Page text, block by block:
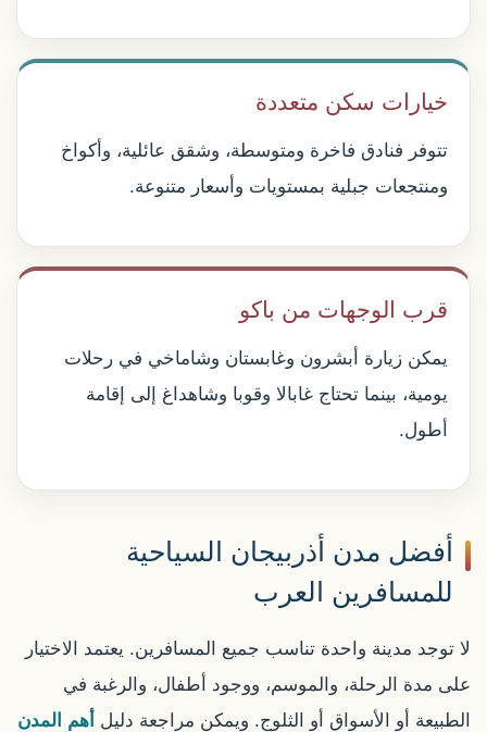
خيارات سكن متعددة
تتوفر فنادق فاخرة ومتوسطة، وشقق عائلية، وأكواخ
ومنتجعات جبلية بمستويات وأسعار متنوعة.
قرب الوجهات من باكو
يمكن زيارة أبشرون وغابستان وشاماخي في رحلات
يومية، بينما تحتاج غابالا وقوبا وشاهداغ إلى إقامة
أطول.
أفضل مدن أذربيجان السياحية
للمسافرين العرب
لا توجد مدينة واحدة تناسب جميع المسافرين. يعتمد الاختيار
على مدة الرحلة، والموسم، ووجود أطفال، والرغبة في
الطبيعة أو الأسواق أو الثلوج. ويمكن مراجعة دليل أهم المدن